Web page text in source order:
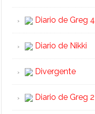
Diario de Greg 4
Diario de Nikki
Divergente
Diario de Greg 2